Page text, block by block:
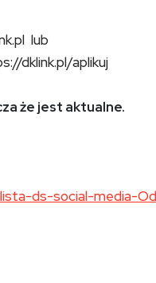
lub
dklink.pl/aplikuj
że jest aktualne.
ds-social-media-